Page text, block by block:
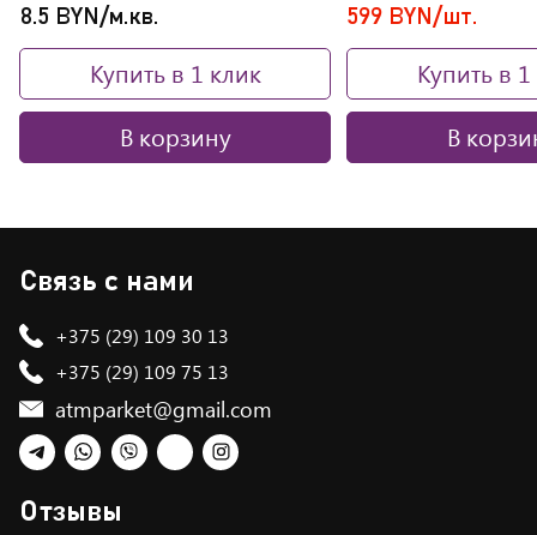
8.5 BYN/м.кв.
Купить в 1 клик
В корзину
599 BYN/шт.
Купить в
В
Связь с нами
+375 (29) 109 30 13
+375 (29) 109 75 13
atmparket@gmail.com
Telegram
WhatsApp
ViberTikTokInstagram
Отзывы